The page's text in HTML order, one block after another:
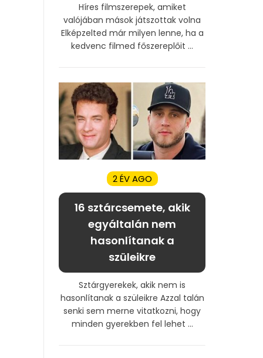
Híres filmszerepek, amiket
valójában mások játszottak volna
Elképzelted már milyen lenne, ha a
kedvenc filmed főszereplőit ...
2 ÉV AGO
16 sztárcsemete, akik
egyáltalán nem
hasonlítanak a
szüleikre
Sztárgyerekek, akik nem is
hasonlítanak a szüleikre Azzal talán
senki sem merne vitatkozni, hogy
minden gyerekben fel lehet ...